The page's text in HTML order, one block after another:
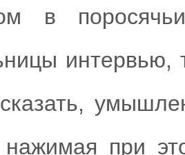
в
интервью,
нажимая при